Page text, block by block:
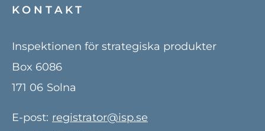
KONTAKT
Inspektionen för strategiska produkter
Box 6086
171 06 Solna
E-post: registrator@isp.se